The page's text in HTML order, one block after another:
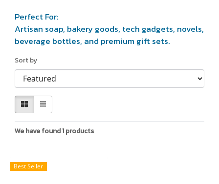
Perfect For:
Artisan soap, bakery goods, tech gadgets, novels,
beverage bottles, and premium gift sets.
Sort by
We have found 1 products
Best Seller